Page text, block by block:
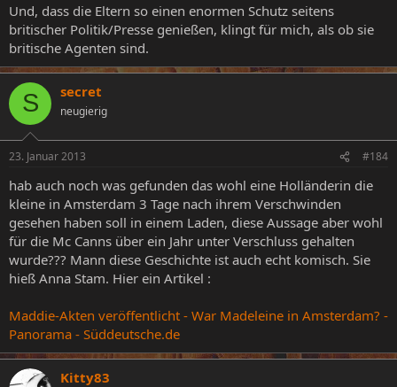
Und, dass die Eltern so einen enormen Schutz seitens
britischer Politik/Presse genießen, klingt für mich, als ob sie
britische Agenten sind.
S secret
neugierig
23. Januar 2013 #184
hab auch noch was gefunden das wohl eine Holländerin die
kleine in Amsterdam 3 Tage nach ihrem Verschwinden
gesehen haben soll in einem Laden, diese Aussage aber wohl
für die Mc Canns über ein Jahr unter Verschluss gehalten
wurde??? Mann diese Geschichte ist auch echt komisch. Sie
hieß Anna Stam. Hier ein Artikel :
Maddie-Akten veröffentlicht - War Madeleine in Amsterdam? -
Panorama - Süddeutsche.de
Kitty83